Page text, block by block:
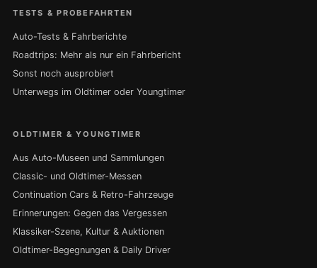
TESTS & PROBEFAHRTEN
Auto-Tests & Fahrberichte
Roadtrips: Mehr als nur ein Fahrbericht
Sonst noch ausprobiert
Unterwegs im Oldtimer oder Youngtimer
OLDTIMER & YOUNGTIMER
Aus Auto-Museen und Sammlungen
Classic- und Oldtimer-Messen
Continuation Cars & Retro-Fahrzeuge
Erinnerungen: Gegen das Vergessen
Klassiker-Szene, Kultur & Auktionen
Oldtimer-Begegnungen & Daily Driver